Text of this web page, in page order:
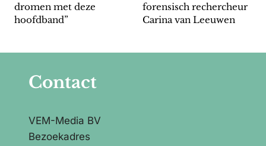
dromen met deze
hoofdband”
forensisch rechercheur
Carina van Leeuwen
Contact
VEM-Media BV
Bezoekadres